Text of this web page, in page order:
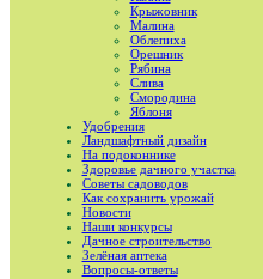
Крыжовник
Малина
Облепиха
Орешник
Рябина
Слива
Смородина
Яблоня
Удобрения
Ландшафтный дизайн
На подоконнике
Здоровье дачного участка
Советы садоводов
Как сохранить урожай
Новости
Наши конкурсы
Дачное строительство
Зелёная аптека
Вопросы-ответы